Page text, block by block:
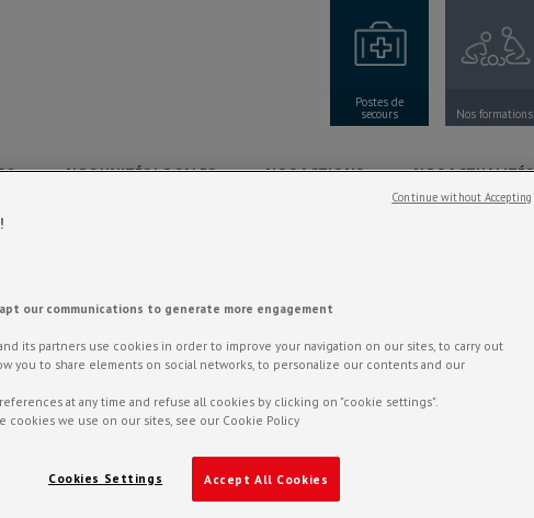
Postes de
secours Nos formations
? NOS UNITÉS LOCALES NOS ACTIONS NOS ACTUALITÉS
our communications to generate more engagement
its partners use cookies in order to improve your navigation on our sites, to carry out
you to share elements on social networks, to personalize our contents and our
at any time and refuse all cookies by clicking on "cookie settings".
cookies we use on our sites, see our Cookie Policy
Accept All Cookies
Cookies Settings
Continue without Accepting